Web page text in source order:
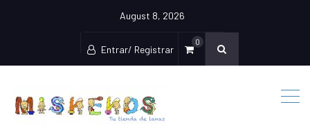
August 8, 2026
Entrar/ Registrar
0